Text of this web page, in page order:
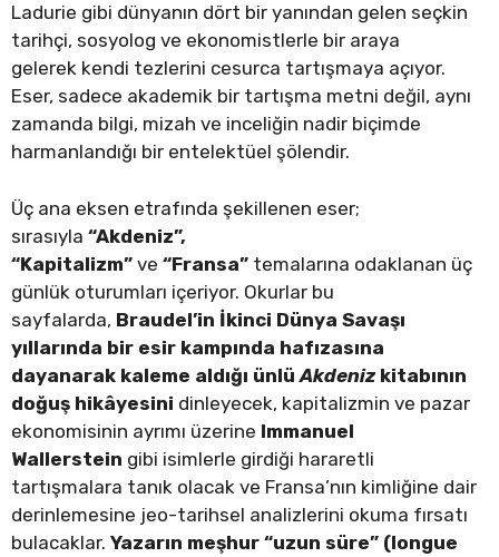
Ladurie gibi dünyanın dört bir yanından gelen seçkin
tarihçi, sosyolog ve ekonomistlerle bir araya
gelerek kendi tezlerini cesurca tartışmaya açıyor.
Eser, sadece akademik bir tartışma metni değil, aynı
zamanda bilgi, mizah ve inceliğin nadir biçimde
harmanlandığı bir entelektüel şölendir.
Üç ana eksen etrafında şekillenen eser;
sırasıyla “Akdeniz”,
“Kapitalizm” ve “Fransa” temalarına odaklanan üç
günlük oturumları içeriyor. Okurlar bu
sayfalarda, Braudel’in İkinci Dünya Savaşı
yıllarında bir esir kampında hafızasına
dayanarak kaleme aldığı ünlüAkdenizkitabının
doğuş hikâyesini dinleyecek, kapitalizmin ve pazar
ekonomisinin ayrımı üzerine Immanuel
Wallerstein gibi isimlerle girdiği hararetli
tartışmalara tanık olacak ve Fransa’nın kimliğine dair
derinlemesine jeo-tarihsel analizlerini okuma fırsatı
bulacaklar. Yazarın meşhur “uzun süre” (longue